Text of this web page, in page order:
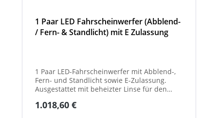
1 Paar LED Fahrscheinwerfer (Abblend-
/ Fern- & Standlicht) mit E Zulassung
1 Paar LED-Fahrscheinwerfer mit Abblend-,
Fern- und Standlicht sowie E-Zulassung.
Ausgestattet mit beheizter Linse für den
Witterungsbedingungen. Ideal zur sicheren
Regulärer Preis:
1.018,60 €